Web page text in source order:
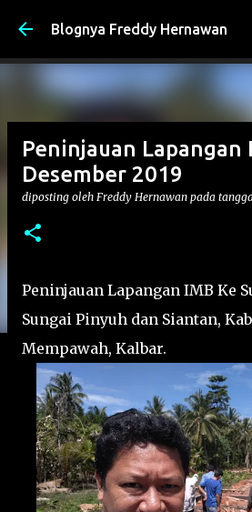
Langsung ke konten
Blognya Freddy Hernawan
Peninjauan Lapangan
Desember 2019
diposting oleh Freddy Hernawan pada
Peninjauan Lapangan IMB Ke
Sungai Pinyuh dan Siantan,
Mempawah, Kalbar.